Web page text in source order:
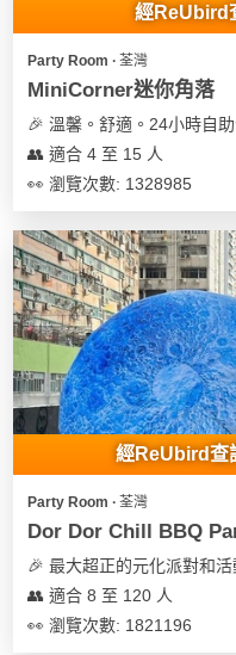
經ReUbird
Party Room ∙ 荃灣
MiniCorner迷你角落
🎉 溫馨。舒適。24小時自助
👥 適合 4 至 15 人
👀 瀏覽次數: 1328985
經ReUbird查
Party Room ∙ 荃灣
Dor Dor Chill BBQ
🎉 最大超正的元化派對和活
👥 適合 8 至 120 人
👀 瀏覽次數: 1821196